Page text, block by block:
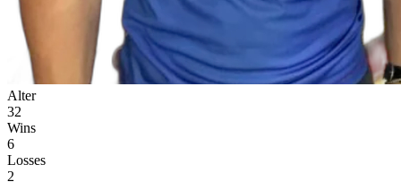
Alter
32
Wins
6
Losses
2